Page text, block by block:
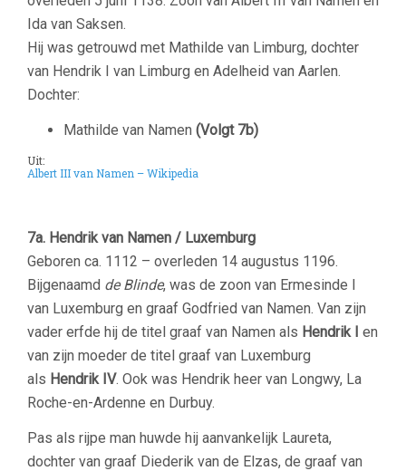
Ida van Saksen.
Hij was getrouwd met Mathilde van Limburg, dochter
van Hendrik I van Limburg en Adelheid van Aarlen.
Dochter:
Mathilde van Namen (Volgt 7b)
Uit:
Albert III van Namen – Wikipedia
7a. Hendrik van Namen / Luxemburg
Geboren ca. 1112 – overleden 14 augustus 1196.
Bijgenaamd de Blinde, was de zoon van Ermesinde I
van Luxemburg en graaf Godfried van Namen. Van zijn
vader erfde hij de titel graaf van Namen als Hendrik I en
van zijn moeder de titel graaf van Luxemburg
als Hendrik IV. Ook was Hendrik heer van Longwy, La
Roche-en-Ardenne en Durbuy.
Pas als rijpe man huwde hij aanvankelijk Laureta,
dochter van graaf Diederik van de Elzas, de graaf van